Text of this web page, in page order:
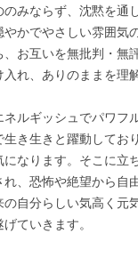
みならず、沈黙を通
やかでやさしい雰囲気
、お互いを無批判・無
れ、ありのままを理
ルギッシュでパワフ
生き生きと躍動してお
なります。そこに立
、恐怖や絶望から自
の自分らしい気高く元
ていきます。